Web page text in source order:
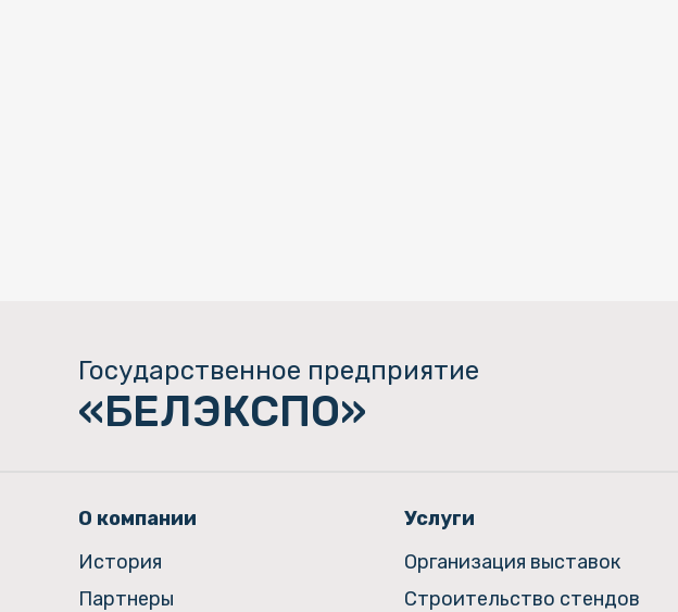
Государственное предприятие
«БЕЛЭКСПО»
О компании
История
Партнеры
Услуги
Организация выставок
Строительство стендов